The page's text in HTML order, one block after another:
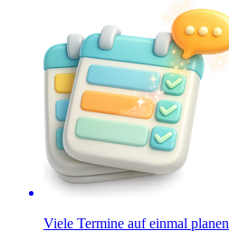
Viele Termine auf einmal planen